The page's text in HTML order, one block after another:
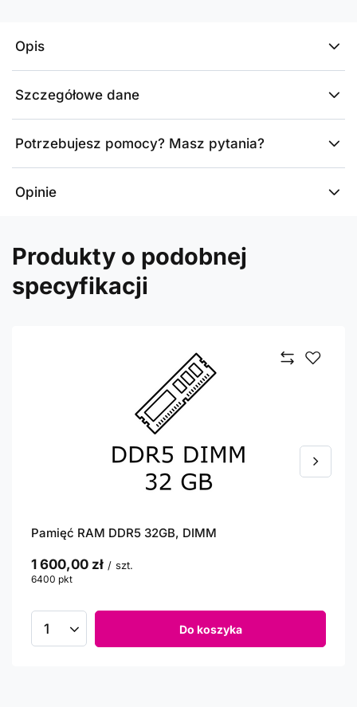
Opis
Szczegółowe dane
Potrzebujesz pomocy? Masz pytania?
Opinie
Produkty o podobnej
specyfikacji
Pamięć RAM DDR5 32GB, DIMM
1 600,00 zł / szt.
6400 pkt
Do koszyka